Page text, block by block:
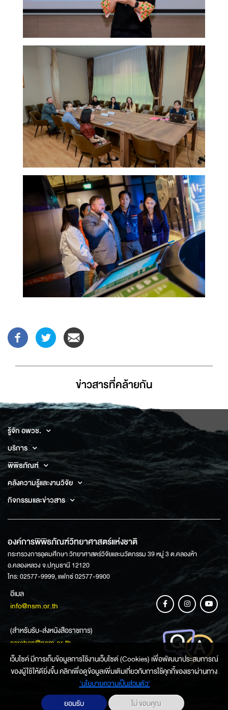
ข่าวสารที่่คล้ายกัน
รู้จัก อพวช.
บริการ
พิพิธภัณฑ์
คลังความรู้และงานวิจัย
กิจกรรมและข่าวสาร
องค์การพิพิธภัณฑ์วิทยาศาสตร์แห่งชาติ
กระทรวงการอุดมศึกษา วิทยาศาสตร์วิจัยและนวัตกรรม 39 หมู่ 3 ต.คลองห้า
อ.คลองหลวง จ.ปทุมธานี 12120
โทร: 02577-9999, แฟกซ์ 02577-9900
อีเมล
info@nsm.or.th
(สำหรับรับ-ส่งหนังสือราชการ)
saraban@nsm.or.th
ช่องทางการสอบถามข้อมูล
เว็บไซค์ มีการเก็บข้อมูลการใช้งานเว็บไซต์ (Cookies) เพื่อพัฒนาประสบการณ์
ของผู้ใช้ให้ดียิ่งขึ้น คลิกเพื่อดูข้อมูลเพิ่มเติมเกี่ยวกับการใช้คุกกี้ของเราผ่านทาง
‘นโยบายความเป็นส่วนตัว'
ยอมรับ
ไม่ ขอบคุณ